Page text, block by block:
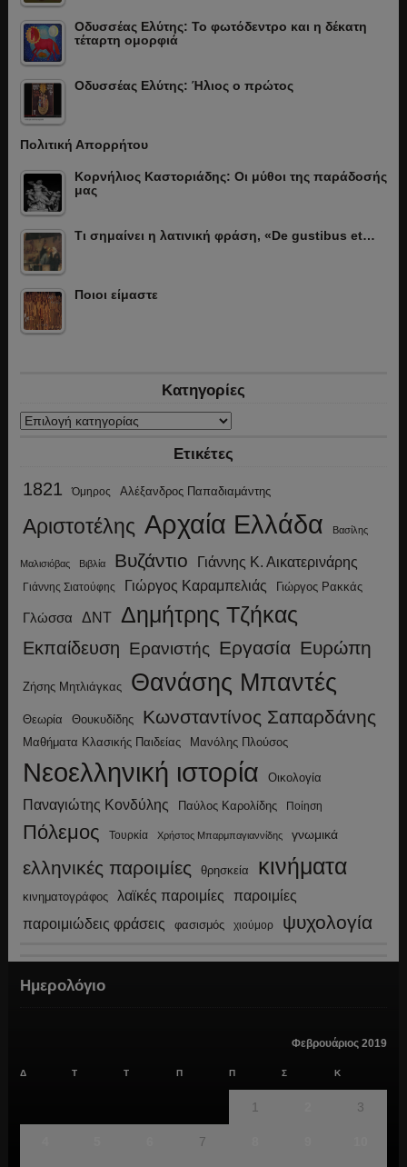
Οδυσσέας Ελύτης: Το φωτόδεντρο και η δέκατη
τέταρτη ομορφιά
Οδυσσέας Ελύτης: Ήλιος ο πρώτος
Πολιτική Απορρήτου
Κορνήλιος Καστοριάδης: Οι μύθοι της παράδοσής
μας
Τι σημαίνει η λατινική φράση, «De gustibus et…
Ποιοι είμαστε
Κατηγορίες
Κατηγορίες
Ετικέτες
1821 Όμηρος Αλέξανδρος Παπαδιαμάντης
Αριστοτέλης Αρχαία Ελλάδα Βασίλης
Μαλισιόβας Βιβλία Βυζάντιο Γιάννης Κ. Αικατερινάρης
Γιάννης Σιατούφης Γιώργος Καραμπελιάς Γιώργος Ρακκάς
Γλώσσα ΔΝΤ Δημήτρης Τζήκας
Εκπαίδευση Ερανιστής Εργασία Ευρώπη
Ζήσης Μητλιάγκας Θανάσης Μπαντές
Θεωρία Θουκυδίδης Κωνσταντίνος Σαπαρδάνης
Μαθήματα Κλασικής Παιδείας Μανόλης Πλούσος
Νεοελληνική ιστορία Οικολογία
Παναγιώτης Κονδύλης Παύλος Καρολίδης Ποίηση
Πόλεμος Τουρκία Χρήστος Μπαρμπαγιαννίδης γνωμικά
ελληνικές παροιμίες θρησκεία κινήματα
κινηματογράφος λαϊκές παροιμίες παροιμίες
παροιμιώδεις φράσεις φασισμός χιούμορ ψυχολογία
Ημερολόγιο
Φεβρουάριος 2019
Δ Τ Τ Π Π Σ Κ
1 3
7